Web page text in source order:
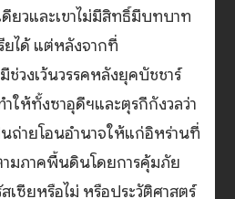
ยวและเขาไม่มีสิทธิ์มีบทบาท
ได้ แต่หลังจากที่
ช่วงเว้นวรรคหลังยุคบัชชาร์
ำให้ทั้งซาอุดีฯและตุรกีกังวลว่า
นถ่ายโอนอำนาจให้แก่อิหร่านที่
ามภาคพื้นดินโดยการคุ้มภัย
เซียหรือไม่ หรือประวัติศาสตร์